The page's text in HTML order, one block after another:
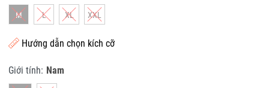
M L XL XXL
Hướng dẫn chọn kích cỡ
Giới tính: Nam